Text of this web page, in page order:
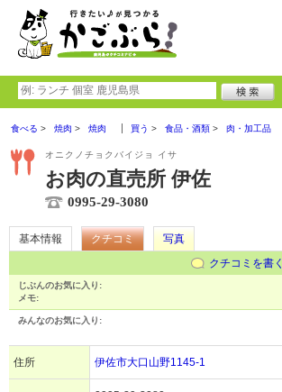
食べる 焼肉 焼肉 買う 食品・酒類 肉・加工品
オニクノチョクバイジョ イサ
お肉の直売所 伊佐
0995-29-3080
基本情報 クチコミ
写真
クチコミを書く
じぶんのお気に入り:
メモ:
みんなのお気に入り:
住所 伊佐市大口山野1145-1